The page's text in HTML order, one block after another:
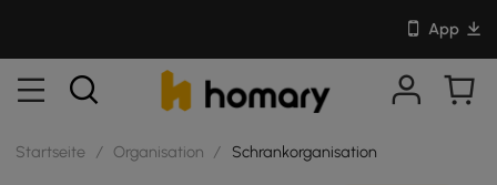
App
Startseite / Organisation / Schrankorganisation